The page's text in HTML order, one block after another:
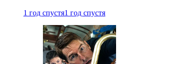
1 год спустя1 год спустя